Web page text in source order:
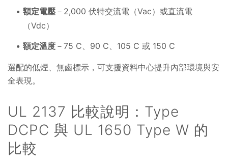
額定電壓 －2,000 伏特交流電（Vac）或直流電
（Vdc）
額定溫度 －75 C、90 C、105 C 或 150 C
選配的低煙、無鹵標示，可支援資料中心提升內部環境與安
全表現。
UL 2137 比較說明：Type
DCPC 與 UL 1650 Type W 的
比較